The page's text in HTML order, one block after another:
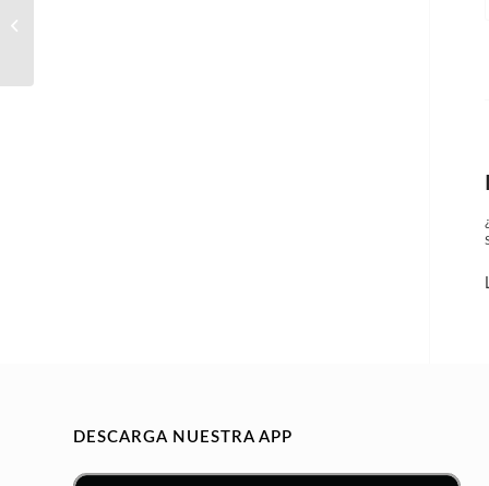
DESCARGA NUESTRA APP